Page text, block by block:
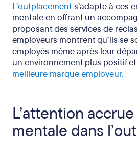
L’outplacements’adapte à ces
mentale en offrant un
proposant des services de
employeurs montrent qu’ils se
employés même après leur
un environnement plus positif
meilleure marque employeur.
L’attention
mentale dans